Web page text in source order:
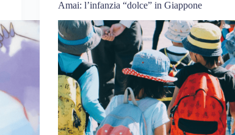
Amai: l’infanzia “dolce” in Giappone